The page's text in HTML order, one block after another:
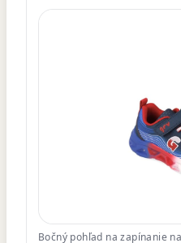
Bočný pohľad na zapínanie